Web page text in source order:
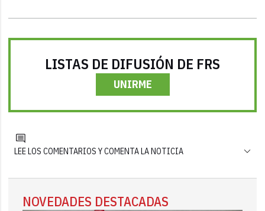
LISTAS DE DIFUSIÓN DE FRS
UNIRME
LEE LOS COMENTARIOS Y COMENTA LA NOTICIA
NOVEDADES DESTACADAS